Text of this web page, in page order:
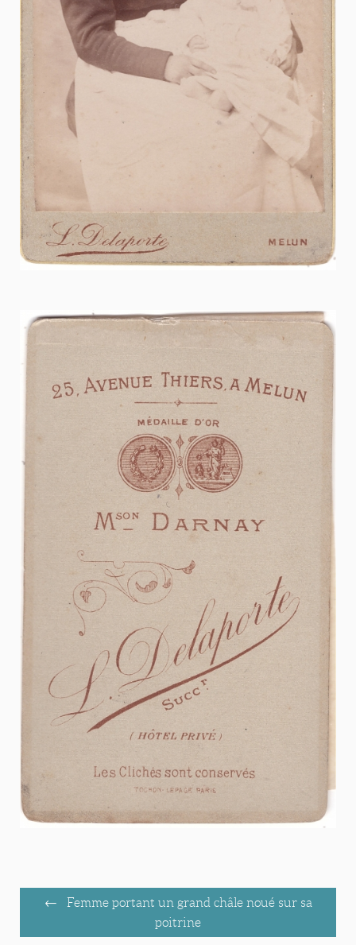
Femme portant un grand châle noué sur sa
poitrine